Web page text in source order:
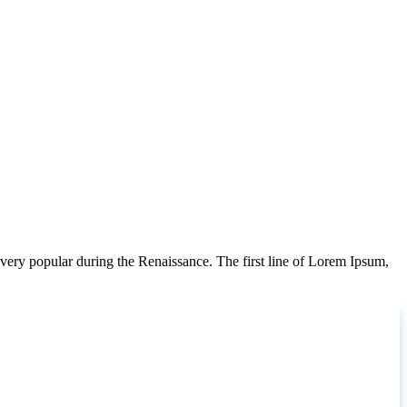
popular during the Renaissance. The first line of Lorem Ipsum,